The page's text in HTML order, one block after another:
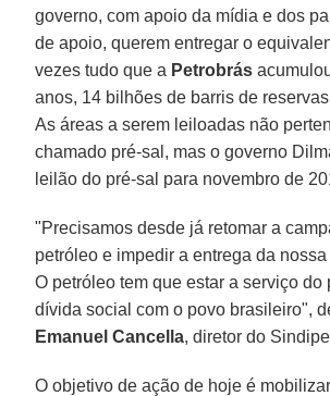
governo, com apoio da mídia e dos
de apoio, querem entregar o
vezes tudo que a Petrobrás
anos, 14 bilhões de barris de
As áreas a serem leiloadas não
chamado pré-sal, mas o governo
leilão do pré-sal para novembro de
"Precisamos desde já retomar a
petróleo e impedir a entrega da
O petróleo tem que estar a serviço do
dívida social com o povo brasileiro",
Emanuel Cancella, diretor do
O objetivo de ação de hoje é